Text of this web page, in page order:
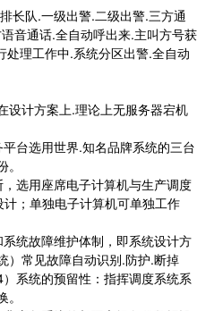
长队.一级出警.二级出警.三方通
音通话.全自动呼出来.主叫方号获
理工作中.系统分区出警.全自动
设计方案上.理论上无服务器宕机
台选用世界.知名品牌系统的三台
，选用座席电子计算机与生产调度
；单独电子计算机可单独工作
系统故障维护体制，即系统设计方
）常见故障自动识别.防护.断掉
系统的预留性：指挥调度系统系